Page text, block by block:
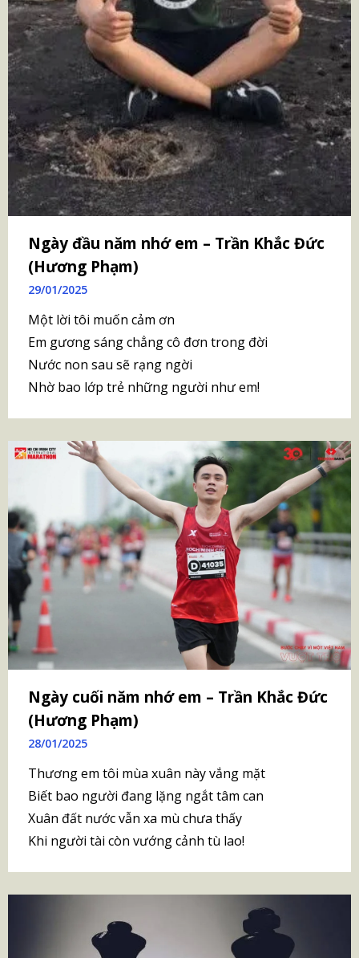
Ngày đầu năm nhớ em – Trần Khắc Đức
(Hương Phạm)
29/01/2025
Một lời tôi muốn cảm ơn
Em gương sáng chẳng cô đơn trong đời
Nước non sau sẽ rạng ngời
Nhờ bao lớp trẻ những người như em!
Ngày cuối năm nhớ em – Trần Khắc Đức
(Hương Phạm)
28/01/2025
Thương em tôi mùa xuân này vắng mặt
Biết bao người đang lặng ngắt tâm can
Xuân đất nước vẫn xa mù chưa thấy
Khi người tài còn vướng cảnh tù lao!